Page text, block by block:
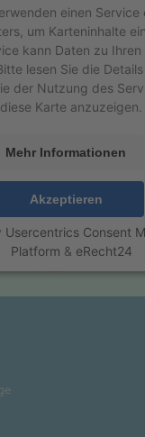
einen Service
um Karteninhalte
kann Daten zu
lesen Sie die
der Nutzung des
diese Karte anzuzeigen.
Mehr Informationen
Akzeptieren
Usercentrics Consent
Platform & eRecht24